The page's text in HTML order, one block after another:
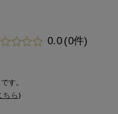
0.0 (0件)
す。
ちら )